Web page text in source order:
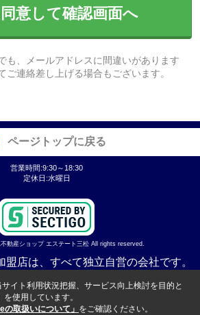
意して確認画面へ
も、メールアドレスに間違いがあります
ご連絡差し上げる場合もございます。
ページトップに戻る
営業時間:9:30～18:30
定休日:水曜日
動産ショップ エステート三松 All rights reserved.
盟店は、すべて独立自営の会社です。
イト利用状況把握、サービス向上検討を目的と
使用しています。
の取扱いについて」 をご確認ください。